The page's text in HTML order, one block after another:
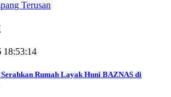
18:53:14
Rumah Layak Huni BAZNAS di